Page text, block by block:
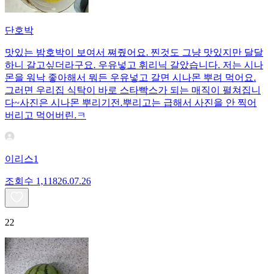
단호박
맛있는 밤호박이 보여서 쪄줬어요. 찐것도 그냥 맛있지만 달달
하니 갈고싶더라구요. 우유넣고 휘리닉 갈았습니다. 저는 시나
몬을 워낙 좋아해서 뭐든 우유넣고 갈면 시나몬 뿌려 먹어요.
그러면 우리집 식탁이 바로 스타빡스가 되는 매직이 펼쳐집니
다~사진은 시나몬 뿌리기전.뿌리고는 급해서 사진을 안 찍어
버리고 먹어버린.ㅋ
이리스1
조회수 1,11826.07.26
22